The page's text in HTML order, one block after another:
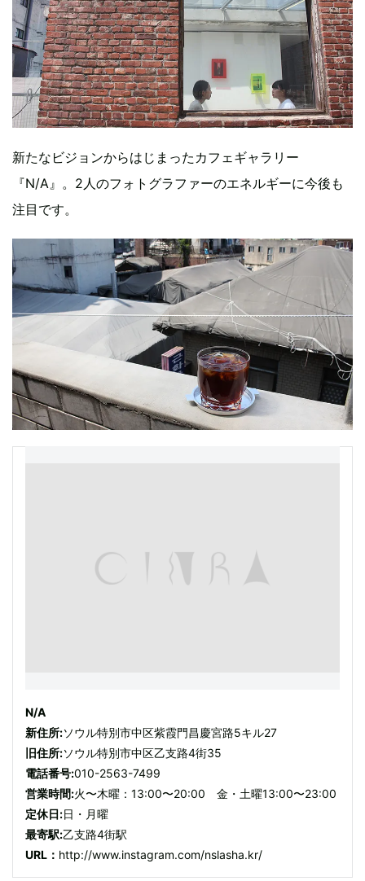
新たなビジョンからはじまったカフェギャラリー
『N/A』。2人のフォトグラファーのエネルギーに今後も
注目です。
N/A
新住所:ソウル特別市中区紫霞門昌慶宮路5キル27
旧住所:ソウル特別市中区乙支路4街35
電話番号:010-2563-7499
営業時間:火〜木曜：13:00〜20:00 金・土曜13:00〜23:00
定休日:日・月曜
最寄駅:乙支路4街駅
URL： http://www.instagram.com/nslasha.kr/